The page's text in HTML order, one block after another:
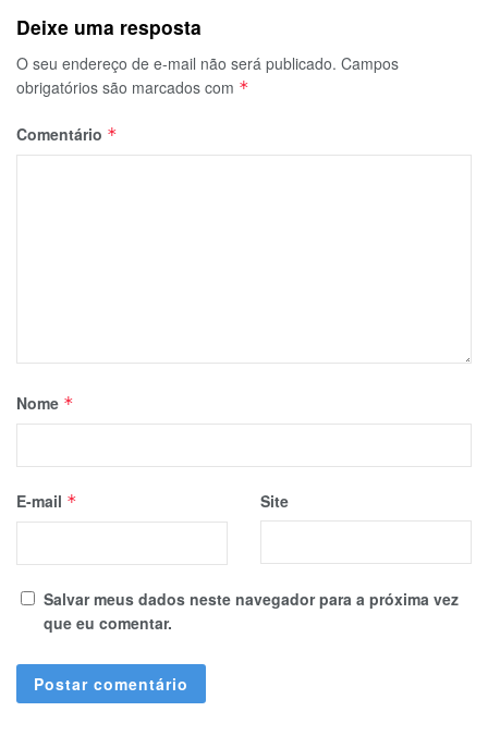
Deixe uma resposta
O seu endereço de e-mail não será publicado. Campos
obrigatórios são marcados com *
Comentário *
Nome *
E-mail * Site
Salvar meus dados neste navegador para a próxima vez
que eu comentar.